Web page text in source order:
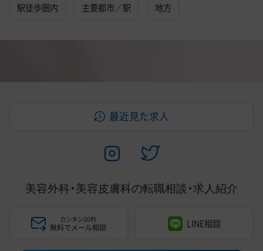
駅徒歩圏内 主要都市／駅 地方
最近見た求人
美容外科・美容皮膚科の転職相談・求人紹介
カンタン30秒
無料でメール相談 LINE相談